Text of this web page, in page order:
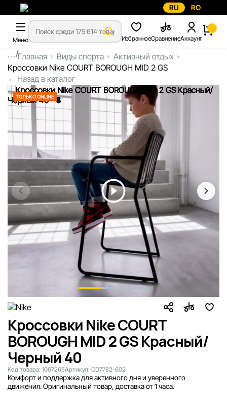
RU RO
Меню ИзбранноеСравнениеАккаунт
...Главная Виды спорта
Активный отдых
Кроссовки Nike COURT BOROUGH MID 2 GS
Назад в каталог
ТОЛЬКО ONLINE
Кроссовки Nike COURT
BOROUGH MID 2 GS Красный/
Черный 40
Код товара: 1067265Артикул: CD7782-602
Комфорт и поддержка для активного дня и уверенного
движения. Оригинальный товар, доставка от 1 часа.